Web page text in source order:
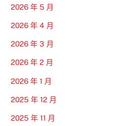
2026 年 5 月
2026 年 4 月
2026 年 3 月
2026 年 2 月
2026 年 1 月
2025 年 12 月
2025 年 11 月